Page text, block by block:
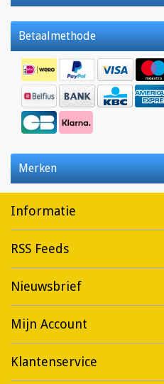
Betaalmethode
Merken
Informatie
RSS Feeds
Nieuwsbrief
Mijn Account
Klantenservice